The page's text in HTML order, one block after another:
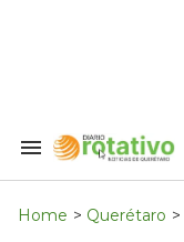
Search
Navigation
Home > Querétaro >